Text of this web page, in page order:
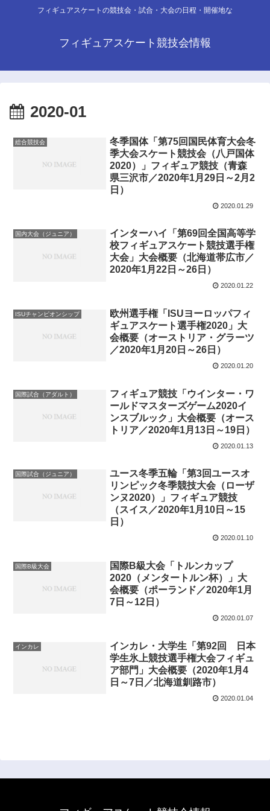
フィギュアスケートの競技会・試合・大会の日程・開催地な
フィギュアスケート競技会情報
2020-01
総合競技会
冬季国体「第75回国民体育大会冬
季大会スケート競技会（八戸国体
2020）」フィギュア競技（青森
県三沢市／2020年1月29日～2月2
日）
2020.01.29
国内大会（ジュニア）
インターハイ「第69回全国高等学
校フィギュアスケート競技選手権
大会」大会概要（北海道帯広市／
2020年1月22日～26日）
2020.01.22
ISUチャンピオンシップ
欧州選手権「ISUヨーロッパフィ
ギュアスケート選手権2020」大
会概要（オーストリア・グラーツ
／2020年1月20日～26日）
2020.01.20
国際試合（アダルト）
フィギュア競技「ウインター・ワ
ールドマスターズゲーム2020イ
ンスブルック」大会概要（オース
トリア／2020年1月13日～19日）
2020.01.13
国際試合（ジュニア）
ユース冬季五輪「第3回ユースオ
リンピック冬季競技大会（ローザ
ンヌ2020）」フィギュア競技
（スイス／2020年1月10日～15
日）
2020.01.10
国際B級大会
国際B級大会「トルンカップ
2020（メンタートルン杯）」大
会概要（ポーランド／2020年1月
7日～12日）
2020.01.07
インカレ
インカレ・大学生「第92回 日本
学生氷上競技選手権大会フィギュ
ア部門」大会概要（2020年1月4
日～7日／北海道釧路市）
2020.01.04